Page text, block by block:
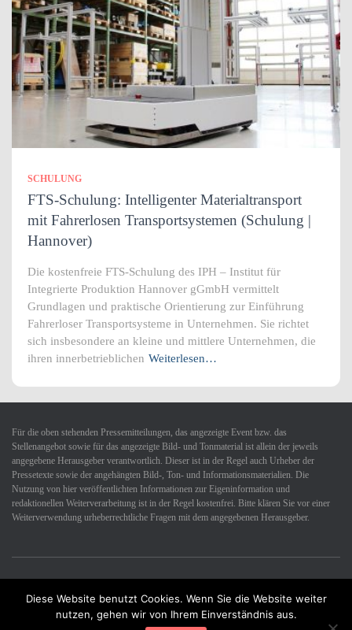
SCHULUNG
FTS-Schulung: Intelligenter Materialtransport
mit Fahrerlosen Transportsystemen (Schulung |
Hannover)
Die kostenfreie FTS-Schulung des IPH – Institut für
Integrierte Produktion Hannover gGmbH vermittelt
Grundlagen und praktische Orientierung zur Einführung
Fahrerloser Transportsysteme in Unternehmen. Sie richtet
sich insbesondere an kleine und mittlere Unternehmen, die
ihren innerbetrieblichen Weiterlesen…
Für die oben stehenden Pressemitteilungen, das angezeigte Event bzw. das
Stellenangebot sowie für das angezeigte Bild- und Tonmaterial ist allein der jeweils
angegebene Herausgeber verantwortlich. Dieser ist in der Regel auch Urheber der
Pressetexte sowie der angehängten Bild-, Ton- und Informationsmaterialien. Die
Nutzung von hier veröffentlichten Informationen zur Eigeninformation und
redaktionellen Weiterverarbeitung ist in der Regel kostenfrei. Bitte klären Sie vor einer
Weiterverwendung urheberrechtliche Fragen mit dem angegebenen Herausgeber.
Datenschutzerklärung Impressum Kontakt
Diese Website benutzt Cookies. Wenn Sie die Website weiter
nutzen, gehen wir von Ihrem Einverständnis aus.